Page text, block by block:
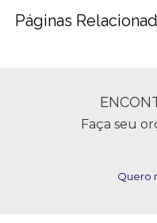
Páginas
Faça seu
Quero